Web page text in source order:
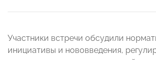
Участники встречи обсудили
инициативы и нововведения,